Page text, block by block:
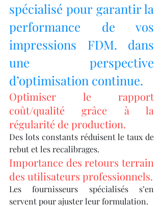
spécialisé pour garantir la
performance de vos
impressions FDM. dans
une perspective
d’optimisation continue.
Optimiser le rapport
coût/qualité grâce à la
régularité de production.
Des lots constants réduisent le taux de
rebut et les recalibrages.
Importance des retours terrain
des utilisateurs professionnels.
Les fournisseurs spécialisés s’en
servent pour ajuster leur formulation.